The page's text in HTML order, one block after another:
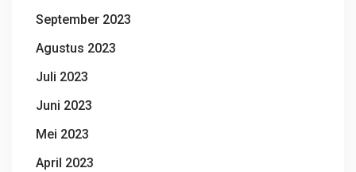
September 2023
Agustus 2023
Juli 2023
Juni 2023
Mei 2023
April 2023